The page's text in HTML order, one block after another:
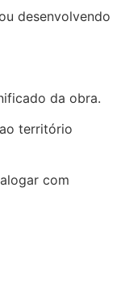
desenvolvendo
da obra.
território
com